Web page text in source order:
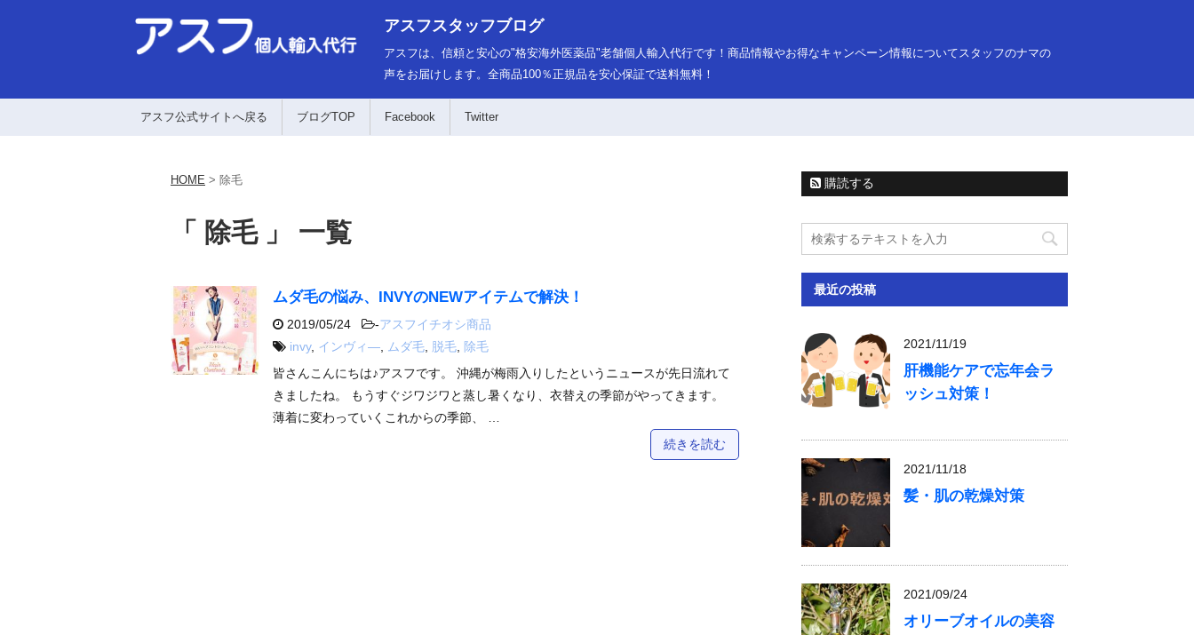
アスフスタッフブログ
アスフは、信頼と安心の"格安海外医薬品"老舗個人輸入代行です！商品情報やお得なキャンペーン情報についてスタッフのナマの
声をお届けします。全商品100％正規品を安心保証で送料無料！
アスフ公式サイトへ戻る ブログTOP Facebook Twitter
HOME > 除毛
「 除毛 」 一覧
ムダ毛の悩み、INVYのNEWアイテムで解決！
2019/05/24 -アスフイチオシ商品
invy, インヴィ― ムダ毛 脱毛
除毛
皆さんこんにちは♪アスフです。 沖縄が梅雨入りしたというニュースが先日流れて
きましたね。 もうすぐジワジワと蒸し暑くなり、衣替えの季節がやってきます。
薄着に変わっていくこれからの季節、 …
続きを読む
購読する
最近の投稿
2021/11/19
肝機能ケアで忘年会ラ
ッシュ対策！
2021/11/18
髪・肌の乾燥対策
2021/09/24
オリーブオイルの美容